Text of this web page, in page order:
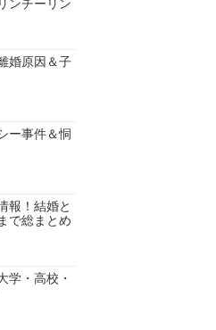
ンチーリン
婚原因＆子
ー事件＆恫
報！結婚と
で総まとめ
学・高校・